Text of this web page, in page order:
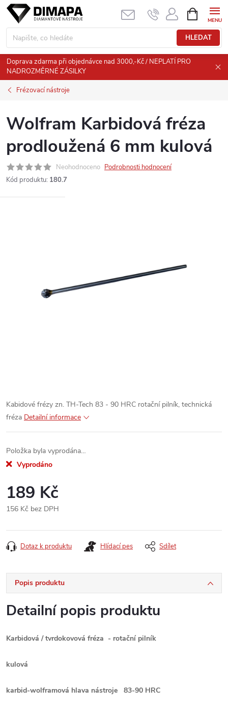
Přejít
obsah
HLEDAT
NÁKUPNÍ
KOŠÍK
Doprava zdarma při objednávce nad 3000,-Kč / NEPLATÍ PRO
NADROZMĚRNÉ ZÁSILKY
Frézovací nástroje
Wolfram Karbidová fréza
prodloužená 6 mm kulová
Neohodnoceno Podrobnosti hodnocení
Kód produktu: 180.7
Kabidové frézy zn. TH-Tech 83 - 90 HRC rotační pilník, technická
fréza Detailní informace
Položka byla vyprodána…
Vyprodáno
189 Kč
156 Kč bez DPH
cena:
Dotaz k produktu Hlídací pes Sdílet
Popis produktu
Detailní popis produktu
Karbidová / tvrdokovová fréza - rotační pilník
kulová
karbid-wolframová hlava nástroje 83-90 HRC